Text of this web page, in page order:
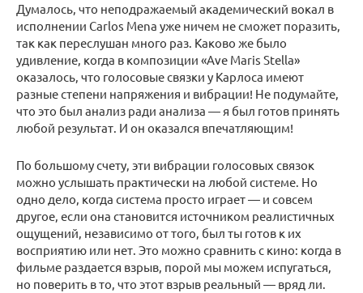
Думалось, что неподражаемый академический вокал в
исполнении Carlos Mena уже ничем не сможет поразить,
так как переслушан много раз. Каково же было
удивление, когда в композиции «Ave Maris Stella»
оказалось, что голосовые связки у Карлоса имеют
разные степени напряжения и вибрации! Не подумайте,
что это был анализ ради анализа — я был готов принять
любой результат. И он оказался впечатляющим!
По большому счету, эти вибрации голосовых связок
можно услышать практически на любой системе. Но
одно дело, когда система просто играет — и совсем
другое, если она становится источником реалистичных
ощущений, независимо от того, был ты готов к их
восприятию или нет. Это можно сравнить с кино: когда в
фильме раздается взрыв, порой мы можем испугаться,
но поверить в то, что этот взрыв реальный — вряд ли.